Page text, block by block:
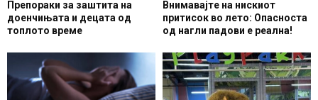
Препораки за заштита на
доенчињата и децата од
топлото време
Внимавајте на нискиот
притисок во лето: Опасноста
од нагли падови е реална!